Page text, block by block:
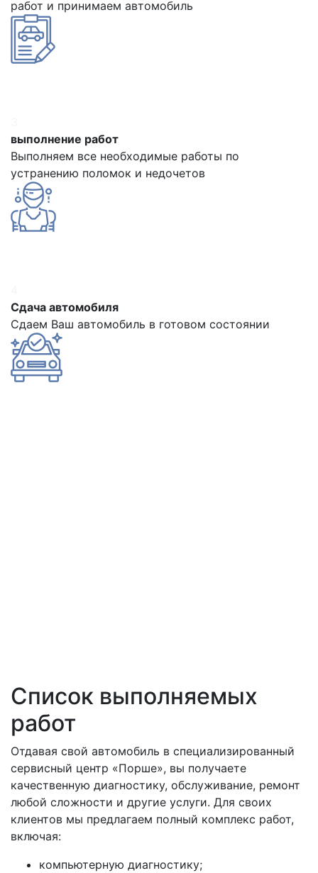
работ и принимаем автомобиль
выполнение работ
Выполняем все необходимые работы по
устранению поломок и недочетов
Сдача автомобиля
Сдаем Ваш автомобиль в готовом состоянии
Список выполняемых
работ
Отдавая свой автомобиль в специализированный
сервисный центр «Порше», вы получаете
качественную диагностику, обслуживание, ремонт
любой сложности и другие услуги. Для своих
клиентов мы предлагаем полный комплекс работ,
включая:
компьютерную диагностику;